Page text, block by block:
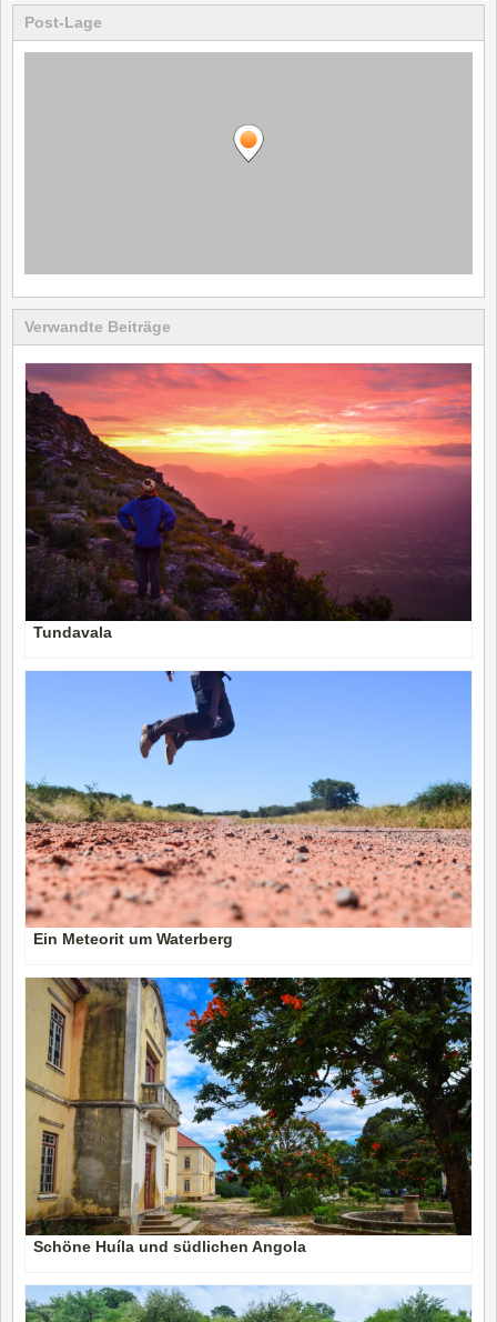
Post-Lage
Verwandte Beiträge
Tundavala
Ein Meteorit um Waterberg
Schöne Huíla und südlichen Angola